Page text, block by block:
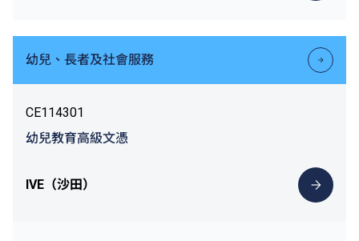
幼兒、長者及社會服務
CE114301
幼兒教育高級文憑
IVE（沙田）